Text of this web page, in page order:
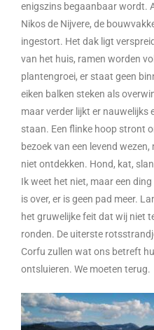
enigszins begaanbaar wordt.
Nikos de Nijvere, de
ingestort. Het dak ligt
van het huis, ramen worden
plantengroei, er staat geen
eiken balken steken als
maar verder lijkt er nauwelijks
staan. Een flinke hoop stront
bezoek van een levend
niet ontdekken. Hond, kat,
Ik weet het niet, maar een
is over, er is geen pad meer.
het gruwelijke feit dat wij niet
ronden. De uiterste
Corfu zullen wat ons betreft
ontsluieren. We moeten terug.